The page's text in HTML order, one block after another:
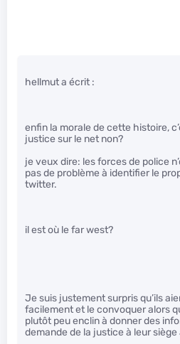
hellmut a écrit :
enfin la morale de cette histoire,
justice sur le net non?
je veux dire: les forces de police
pas de problème à identifier le
twitter.
il est où le far west?
Je suis justement surpris qu’ils
facilement et le convoquer alors
plutôt peu enclin à donner des
demande de la justice à leur siège